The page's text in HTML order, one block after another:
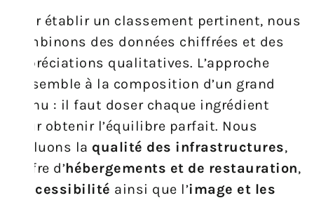
Pour établir un classement pertinent, nous
combinons des données chiffrées et des
appréciations qualitatives. L’approche
ressemble à la composition d’un grand
menu : il faut doser chaque ingrédient
pour obtenir l’équilibre parfait. Nous
évaluons la qualité des infrastructures,
l’offre d’hébergements et de restauration,
accessibilité ainsi que l’image et les